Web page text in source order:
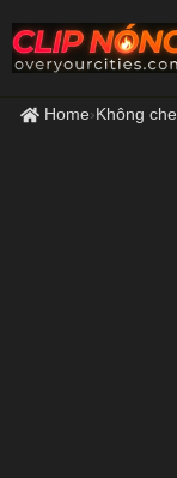
Home›Không che